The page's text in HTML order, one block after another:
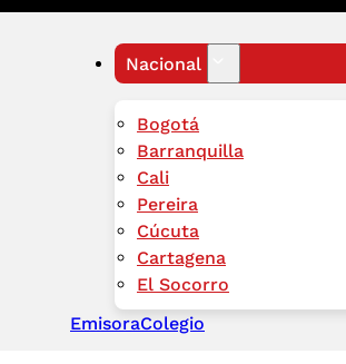
Nacional
Bogotá
Barranquilla
Cali
Pereira
Cúcuta
Cartagena
El Socorro
EmisoraColegio